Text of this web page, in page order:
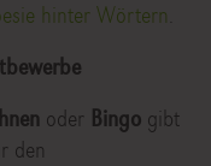
hinter Wörtern
oder Bingogibt
den